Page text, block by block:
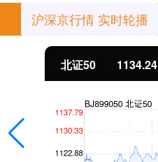
沪深京行情 实时轮播
北证50 1134.24